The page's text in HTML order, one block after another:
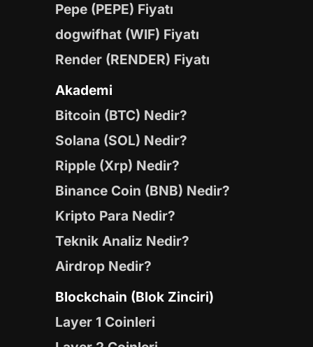
Pepe (PEPE) Fiyatı
dogwifhat (WIF) Fiyatı
Render (RENDER) Fiyatı
Akademi
Bitcoin (BTC) Nedir?
Solana (SOL) Nedir?
Ripple (Xrp) Nedir?
Binance Coin (BNB) Nedir?
Kripto Para Nedir?
Teknik Analiz Nedir?
Airdrop Nedir?
Blockchain (Blok Zinciri)
Layer 1 Coinleri